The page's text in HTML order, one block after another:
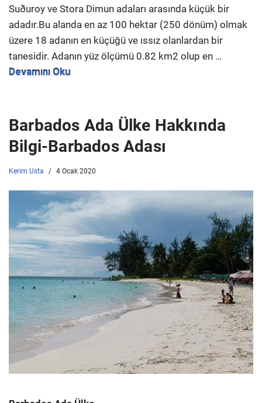
Suðuroy ve Stora Dimun adaları arasında küçük bir
adadır.Bu alanda en az 100 hektar (250 dönüm) olmak
üzere 18 adanın en küçüğü ve ıssız olanlardan bir
tanesidir. Adanın yüz ölçümü 0.82 km2 olup en …
Devamını Oku
Barbados Ada Ülke Hakkında
Bilgi-Barbados Adası
Kerim Usta 4 Ocak 2020